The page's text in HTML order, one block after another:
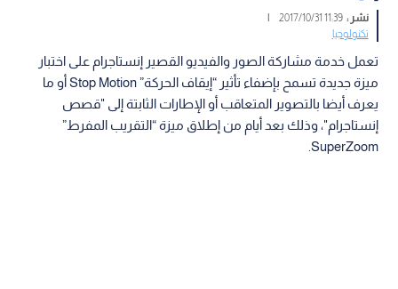
نشر :11:39 2017/10/31
|
تكنولوجيا
تعمل خدمة مشاركة الصور والفيديو القصير إنستاجرام على اختبار
ميزة جديدة تسمح بإضفاء تأثير “إيقاف الحركة” Stop Motion أو ما
يعرف أيضا بالتصوير المتعاقب أو الإطارات الثابتة إلى "قصص
إنستاجرام"، وذلك بعد أيام من إطلاق ميزة “التقريب المفرط”
SuperZoom.